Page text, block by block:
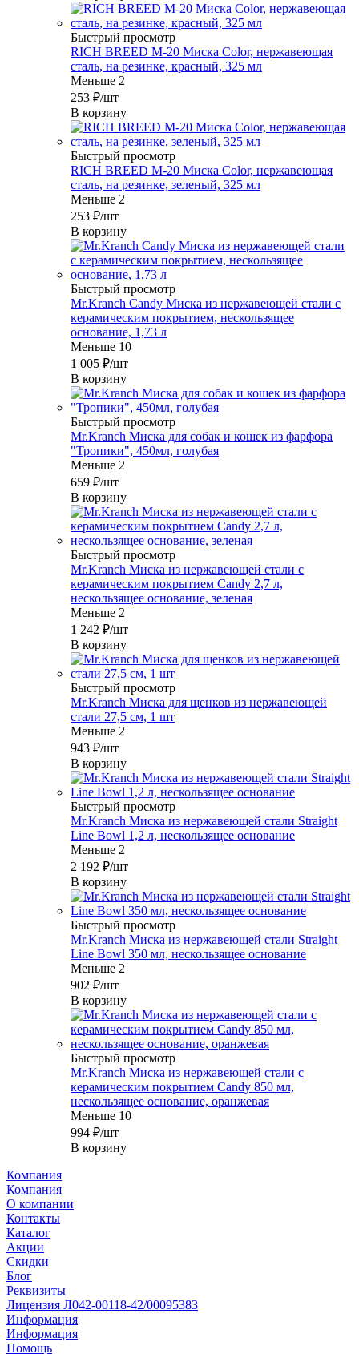
Быстрый просмотр
RICH BREED М-20 Миска Color, нержавеющая
сталь, на резинке, красный, 325 мл
Меньше 2
253 ₽/шт
В корзину
Быстрый просмотр
RICH BREED М-20 Миска Color, нержавеющая
сталь, на резинке, зеленый, 325 мл
Меньше 2
253 ₽/шт
В корзину
Быстрый просмотр
Mr.Kranch Candy Миска из нержавеющей стали с
керамическим покрытием, нескользящее
основание, 1,73 л
Меньше 10
1 005 ₽/шт
В корзину
Быстрый просмотр
Mr.Kranch Миска для собак и кошек из фарфора
"Тропики", 450мл, голубая
Меньше 2
659 ₽/шт
В корзину
Быстрый просмотр
Mr.Kranch Миска из нержавеющей стали с
керамическим покрытием Candy 2,7 л,
нескользящее основание, зеленая
Меньше 2
1 242 ₽/шт
В корзину
Быстрый просмотр
Mr.Kranch Миска для щенков из нержавеющей
стали 27,5 см, 1 шт
Меньше 2
943 ₽/шт
В корзину
Быстрый просмотр
Mr.Kranch Миска из нержавеющей стали Straight
Line Bowl 1,2 л, нескользящее основание
Меньше 2
2 192 ₽/шт
В корзину
Быстрый просмотр
Mr.Kranch Миска из нержавеющей стали Straight
Line Bowl 350 мл, нескользящее основание
Меньше 2
902 ₽/шт
В корзину
Быстрый просмотр
Mr.Kranch Миска из нержавеющей стали с
керамическим покрытием Candy 850 мл,
нескользящее основание, оранжевая
Меньше 10
994 ₽/шт
В корзину
Компания
Компания
О компании
Контакты
Каталог
Акции
Скидки
Блог
Реквизиты
Лицензия Л042-00118-42/00095383
Информация
Информация
Помощь